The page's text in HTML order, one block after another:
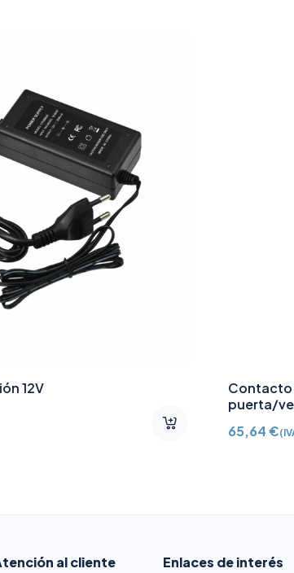
12V
puerta/
65,64€
al cliente Enlaces de interés